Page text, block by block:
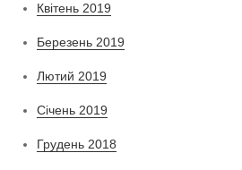
Квітень 2019
Березень 2019
Лютий 2019
Січень 2019
Грудень 2018